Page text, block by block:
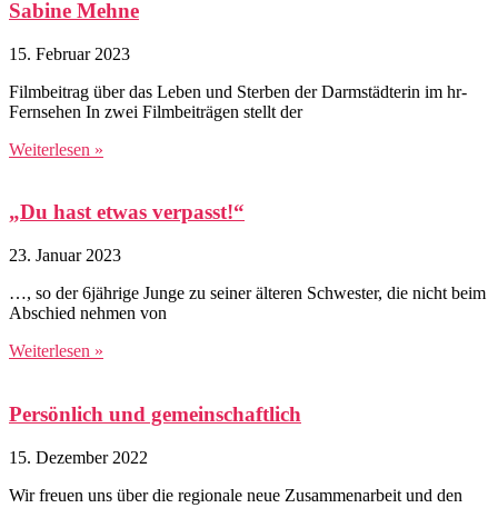
Sabine Mehne
15. Februar 2023
Filmbeitrag über das Leben und Sterben der Darmstädterin im hr-
Fernsehen In zwei Filmbeiträgen stellt der
Weiterlesen »
„Du hast etwas verpasst!“
23. Januar 2023
…, so der 6jährige Junge zu seiner älteren Schwester, die nicht beim
Abschied nehmen von
Weiterlesen »
Persönlich und gemeinschaftlich
15. Dezember 2022
Wir freuen uns über die regionale neue Zusammenarbeit und den